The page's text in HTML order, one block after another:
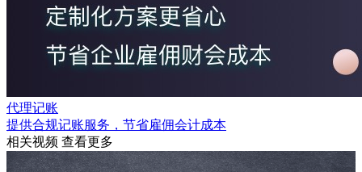
代理记账
提供合规记账服务，节省雇佣会计成本
相关视频 查看更多